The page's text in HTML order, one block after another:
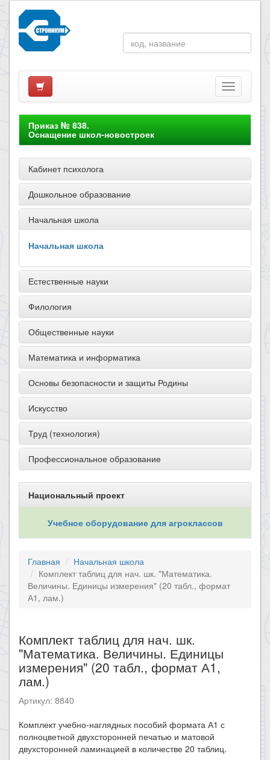
Приказ № 838.
Оснащение школ-новостроек
Кабинет психолога
Дошкольное образование
Начальная школа
Начальная школа
Естественные науки
Филология
Общественные науки
Математика и информатика
Основы безопасности и защиты Родины
Искусство
Труд (технология)
Профессиональное образование
Национальный проект
Учебное оборудование для агроклассов
Главная
Начальная школа
Комплект таблиц для нач. шк. "Математика.
Величины. Единицы измерения" (20 табл., формат
А1, лам.)
Комплект таблиц для нач. шк.
"Математика. Величины. Единицы
измерения" (20 табл., формат А1,
лам.)
Артикул: 8840
Комплект учебно-наглядных пособий формата А1 с
полноцветной двухсторонней печатью и матовой
двухсторонней ламинацией в количестве 20 таблиц.